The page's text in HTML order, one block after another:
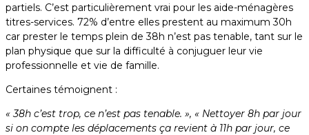
partiels. C’est particulièrement vrai pour les aide-ménagères
titres-services. 72% d’entre elles prestent au maximum 30h
car prester le temps plein de 38h n’est pas tenable, tant sur le
plan physique que sur la difficulté à conjuguer leur vie
professionnelle et vie de famille.
Certaines témoignent :
« 38h c’est trop, ce n’est pas tenable. », « Nettoyer 8h par jour
si on compte les déplacements ça revient à 11h par jour, ce